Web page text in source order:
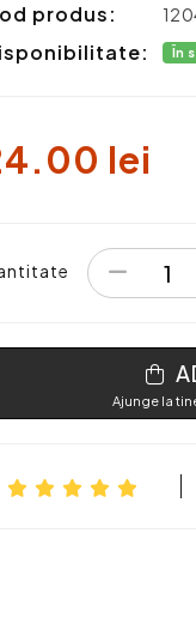
produs:
În
lei
Ajunge la